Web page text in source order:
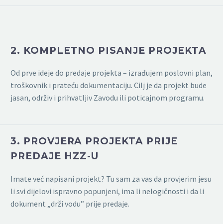
2. KOMPLETNO PISANJE PROJEKTA
Od prve ideje do predaje projekta – izrađujem poslovni plan,
troškovnik i prateću dokumentaciju. Cilj je da projekt bude
jasan, održiv i prihvatljiv Zavodu ili poticajnom programu.
3. PROVJERA PROJEKTA PRIJE
PREDAJE HZZ-U
Imate već napisani projekt? Tu sam za vas da provjerim jesu
li svi dijelovi ispravno popunjeni, ima li nelogičnosti i da li
dokument „drži vodu” prije predaje.